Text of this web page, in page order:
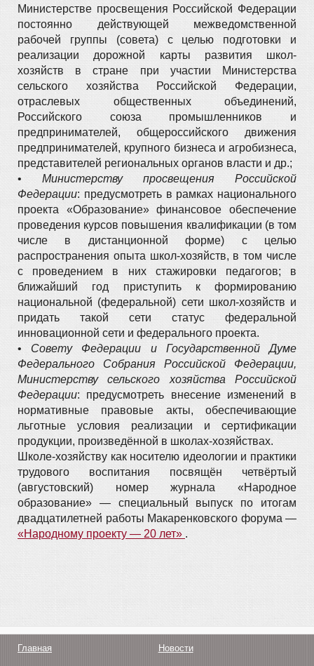
Министерстве просвещения Российской Федерации
постоянно действующей межведомственной
рабочей группы (совета) с целью подготовки и
реализации дорожной карты развития школ-
хозяйств в стране при участии Министерства
сельского хозяйства Российской Федерации,
отраслевых общественных объединений,
Российского союза промышленников и
предпринимателей, общероссийского движения
предпринимателей, крупного бизнеса и агробизнеса,
представителей региональных органов власти и др.;
• Министерству просвещения Российской
Федерации: предусмотреть в рамках национального
проекта «Образование» финансовое обеспечение
проведения курсов повышения квалификации (в том
числе в дистанционной форме) с целью
распространения опыта школ-хозяйств, в том числе
с проведением в них стажировки педагогов; в
ближайший год приступить к формированию
национальной (федеральной) сети школ-хозяйств и
придать такой сети статус федеральной
инновационной сети и федерального проекта.
• Совету Федерации и Государственной Думе
Федерального Собрания Российской Федерации,
Министерству сельского хозяйства Российской
Федерации: предусмотреть внесение изменений в
нормативные правовые акты, обеспечивающие
льготные условия реализации и сертификации
продукции, произведённой в школах-хозяйствах.
Школе-хозяйству как носителю идеологии и практики
трудового воспитания посвящён четвёртый
(августовский) номер журнала «Народное
образование» — специальный выпуск по итогам
двадцатилетней работы Макаренковского форума —
«Народному проекту — 20 лет» .
Главная Новости